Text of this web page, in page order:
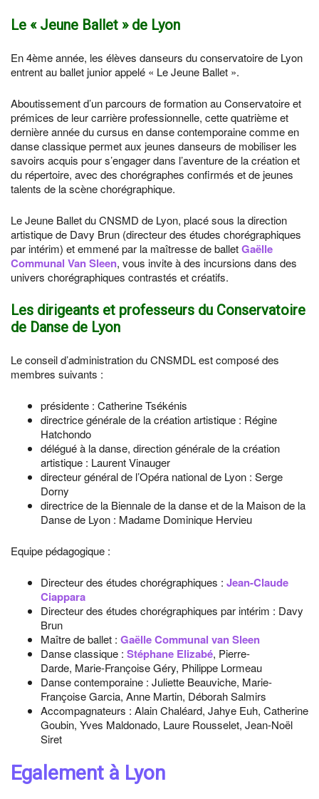
Le « Jeune Ballet » de Lyon
En 4ème année, les élèves danseurs du conservatoire de Lyon
entrent au ballet junior appelé « Le Jeune Ballet ».
Aboutissement d’un parcours de formation au Conservatoire et
prémices de leur carrière professionnelle, cette quatrième et
dernière année du cursus en danse contemporaine comme en
danse classique permet aux jeunes danseurs de mobiliser les
savoirs acquis pour s’engager dans l’aventure de la création et
du répertoire, avec des chorégraphes confirmés et de jeunes
talents de la scène chorégraphique.
Le Jeune Ballet du CNSMD de Lyon, placé sous la direction
artistique de Davy Brun (directeur des études chorégraphiques
par intérim) et emmené par la maîtresse de balletGaëlle
Communal Van Sleen, vous invite à des incursions dans des
univers chorégraphiques contrastés et créatifs.
Les dirigeants et professeurs du Conservatoire
de Danse de Lyon
Le conseil d’administration du CNSMDL est composé des
membres suivants :
présidente : Catherine Tsékénis
directrice générale de la création artistique : Régine
Hatchondo
délégué à la danse, direction générale de la création
artistique : Laurent Vinauger
directeur général de l’Opéra national de Lyon : Serge
Dorny
directrice de la Biennale de la danse et de la Maison de la
Danse de Lyon : Madame Dominique Hervieu
Equipe pédagogique :
Directeur des études chorégraphiques : Jean-Claude
Ciappara
Directeur des études chorégraphiques par intérim : Davy
Brun
Maître de ballet : Gaëlle Communal van Sleen
Danse classique : Stéphane Elizabé, Pierre-
Darde, Marie-Françoise Géry, Philippe Lormeau
Danse contemporaine : Juliette Beauviche, Marie-
Françoise Garcia, Anne Martin, Déborah Salmirs
Accompagnateurs : Alain Chaléard, Jahye Euh, Catherine
Goubin, Yves Maldonado, Laure Rousselet, Jean-Noël
Siret
Egalement à Lyon